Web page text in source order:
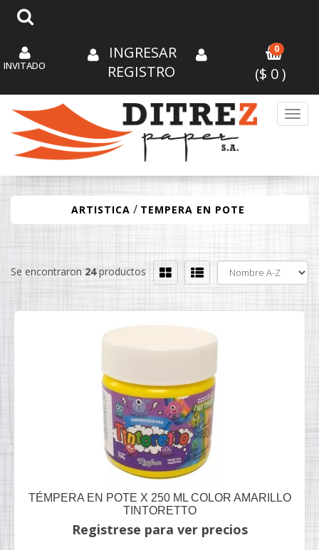
INVITADO
INGRESAR
REGISTRO
0
($ 0)
ARTISTICA / TEMPERA EN POTE
Se encontraron 24productos
TÉMPERA EN POTE X 250 ML COLOR AMARILLO
TINTORETTO
Registrese para ver precios